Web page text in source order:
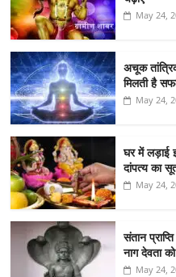
May 24,
अचूक
मिलती है
May 24,
घर में लड़ाई
दांपत्य का
May 24,
संतान
नाग देवता को
May 24,